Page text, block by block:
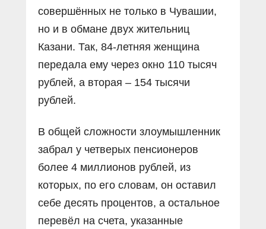
совершённых не только в Чувашии,
но и в обмане двух жительниц
Казани. Так, 84-летняя женщина
передала ему через окно 110 тысяч
рублей, а вторая – 154 тысячи
рублей.
В общей сложности злоумышленник
забрал у четверых пенсионеров
более 4 миллионов рублей, из
которых, по его словам, он оставил
себе десять процентов, а остальное
перевёл на счета, указанные